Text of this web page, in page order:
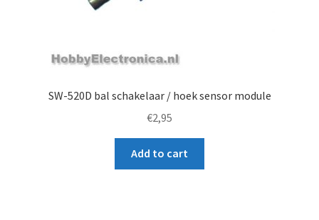
SW-520D bal schakelaar / hoek sensor module
€2,95
Add to cart